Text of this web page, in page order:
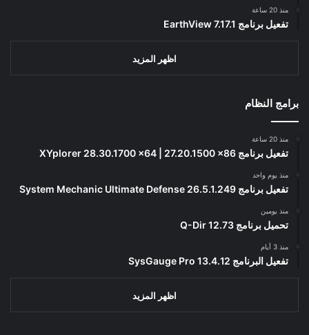
منذ 20 ساعة
تفعيل برنامج EarthView 7.17.1
اظهر المزيد
برامج النظام
منذ 20 ساعة
تفعيل برنامج XYplorer 28.30.1700 x64 | 27.20.1500 x86
منذ يوم واحد
تفعيل برنامج System Mechanic Ultimate Defense 26.5.1.249
منذ يومين
تحميل برنامج Q-Dir 12.73
منذ 3 أيام
تفعيل البرنامج 13.4.12 SysGauge Pro
اظهر المزيد